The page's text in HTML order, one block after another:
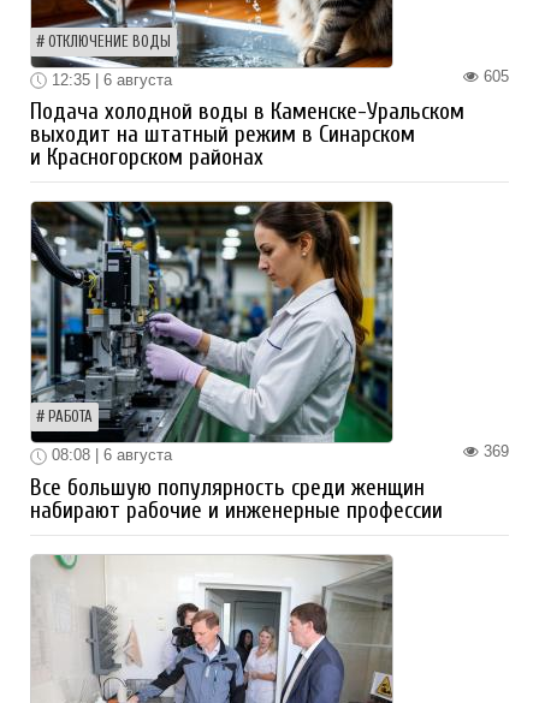
ОТКЛЮЧЕНИЕ ВОДЫ
605
12:35 | 6 августа
Подача холодной воды в Каменске-Уральском
выходит на штатный режим в Синарском
и Красногорском районах
РАБОТА
369
08:08 | 6 августа
Все большую популярность среди женщин
набирают рабочие и инженерные профессии